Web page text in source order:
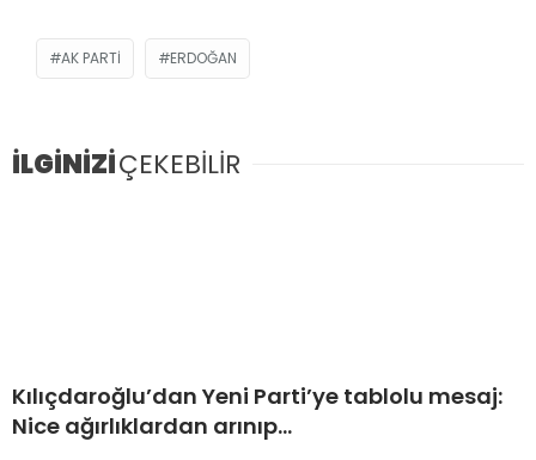
AK PARTI ERDOĞAN
İLGİNİZİÇEKEBİLİR
Kılıçdaroğlu’dan Yeni Parti’ye tablolu mesaj:
Nice ağırlıklardan arınıp…